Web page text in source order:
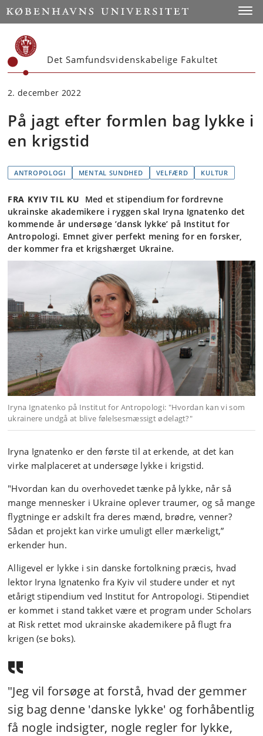
Start
Det Samfundsvidenskabelige Fakultet
2. december 2022
På jagt efter formlen bag lykke i
en krigstid
ANTROPOLOGI MENTAL SUNDHED VELFÆRD KULTUR
FRA KYIV TIL KU
Med et stipendium for fordrevne
ukrainske akademikere i ryggen skal Iryna Ignatenko det
kommende år undersøge ’dansk lykke’ på Institut for
Antropologi. Emnet giver perfekt mening for en forsker,
der kommer fra et krigshærget Ukraine.
Iryna Ignatenko på Institut for Antropologi: "Hvordan kan vi som
ukrainere undgå at blive følelsesmæssigt ødelagt?"
Iryna Ignatenko er den første til at erkende, at det kan
virke malplaceret at undersøge lykke i krigstid.
"Hvordan kan du overhovedet tænke på lykke, når så
mange mennesker i Ukraine oplever traumer, og så mange
flygtninge er adskilt fra deres mænd, brødre, venner?
Sådan et projekt kan virke umuligt eller mærkeligt,”
erkender hun.
Alligevel er lykke i sin danske fortolkning præcis, hvad
lektor Iryna Ignatenko fra Kyiv vil studere under et nyt
etårigt stipendium ved Institut for Antropologi. Stipendiet
er kommet i stand takket være et program under Scholars
at Risk rettet mod ukrainske akademikere på flugt fra
krigen (se boks).
"Jeg vil forsøge at forstå, hvad der gemmer
sig bag denne 'danske lykke' og forhåbentlig
få nogle indsigter, nogle regler for lykke,